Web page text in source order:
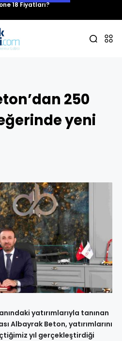
18 Fiyatları?
250
yeni
yatırımlarıyla tanınan
Albayrak Beton, yatırımlarını
yıl gerçekleştirdiği